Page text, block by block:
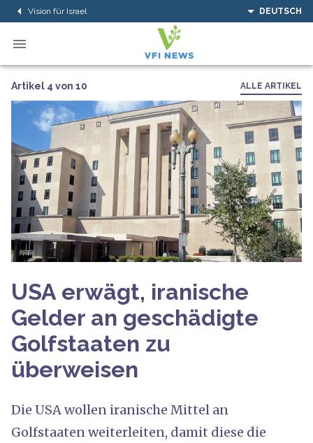
Vision für Israel DEUTSCH
Artikel 4 von 10 ALLE ARTIKEL
USA erwägt, iranische
Gelder an geschädigte
Golfstaaten zu
überweisen
Die USA wollen iranische Mittel an
Golfstaaten weiterleiten, damit diese die